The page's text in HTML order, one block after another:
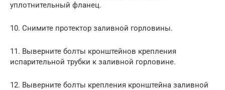
уплотнительный фланец.
10. Снимите протектор заливной горловины.
11. Выверните болты кронштейнов крепления
испарительной трубки к заливной горловине.
12. Выверните болты крепления кронштейна заливной